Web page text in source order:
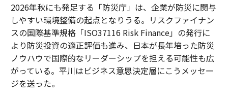
2026年秋にも発足する「防災庁」は、企業が防災に関与
しやすい環境整備の起点となりうる。リスクファイナン
スの国際基準規格「ISO37116 Risk Finance」の発行に
より防災投資の適正評価も進み、日本が長年培った防災
ノウハウで国際的なリーダーシップを担える可能性も広
がっている。平川はビジネス意思決定層にこうメッセー
ジを送った。